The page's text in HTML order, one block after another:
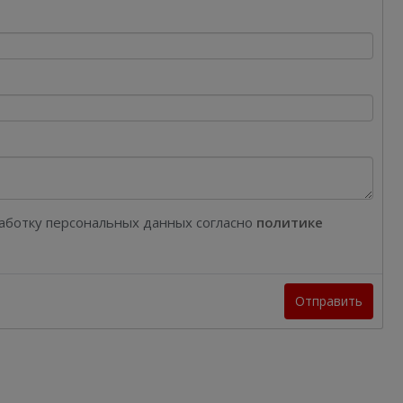
персональных данных согласно политике
Отправить